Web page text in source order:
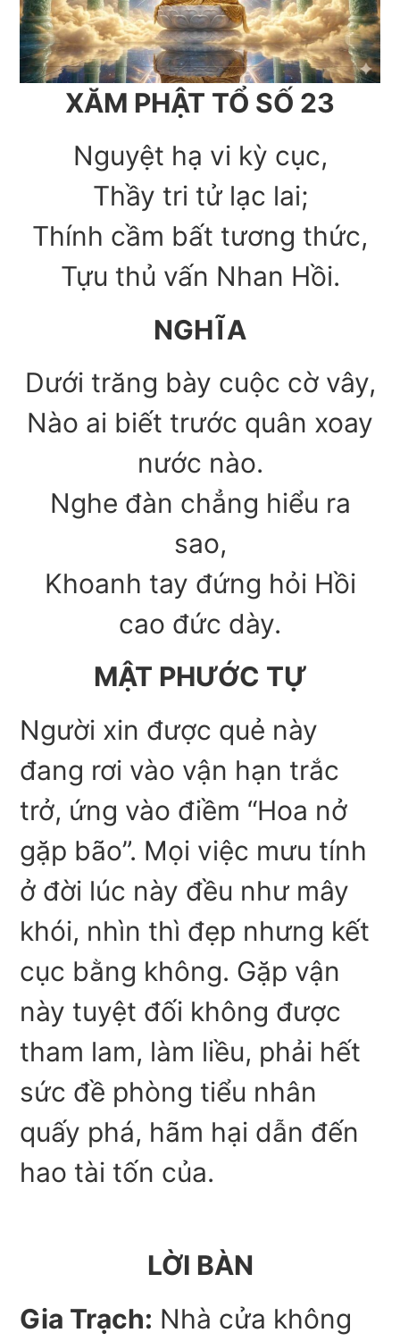
XĂM PHẬT TỔ SỐ 23
Nguyệt hạ vi kỳ cục,
Thầy tri tử lạc lai;
Thính cầm bất tương thức,
Tựu thủ vấn Nhan Hồi.
NGHĨA
Dưới trăng bày cuộc cờ vây,
Nào ai biết trước quân xoay
nước nào.
Nghe đàn chẳng hiểu ra
sao,
Khoanh tay đứng hỏi Hồi
cao đức dày.
MẬT PHƯỚC TỰ
Người xin được quẻ này
đang rơi vào vận hạn trắc
trở, ứng vào điềm “Hoa nở
gặp bão”. Mọi việc mưu tính
ở đời lúc này đều như mây
khói, nhìn thì đẹp nhưng kết
cục bằng không. Gặp vận
này tuyệt đối không được
tham lam, làm liều, phải hết
sức đề phòng tiểu nhân
quấy phá, hãm hại dẫn đến
hao tài tốn của.
LỜI BÀN
Gia Trạch: Nhà cửa không